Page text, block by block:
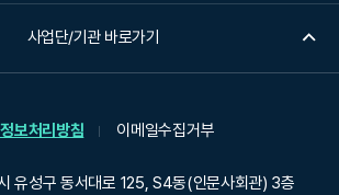
사업단/기관 바로가기
보처리방침 이메일수집거부
유성구 동서대로 125, S4동(인문사회관) 3층